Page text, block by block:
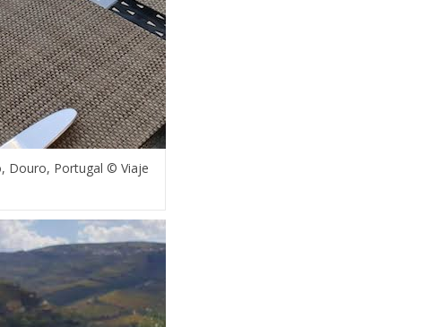
Douro, Portugal © Viaje